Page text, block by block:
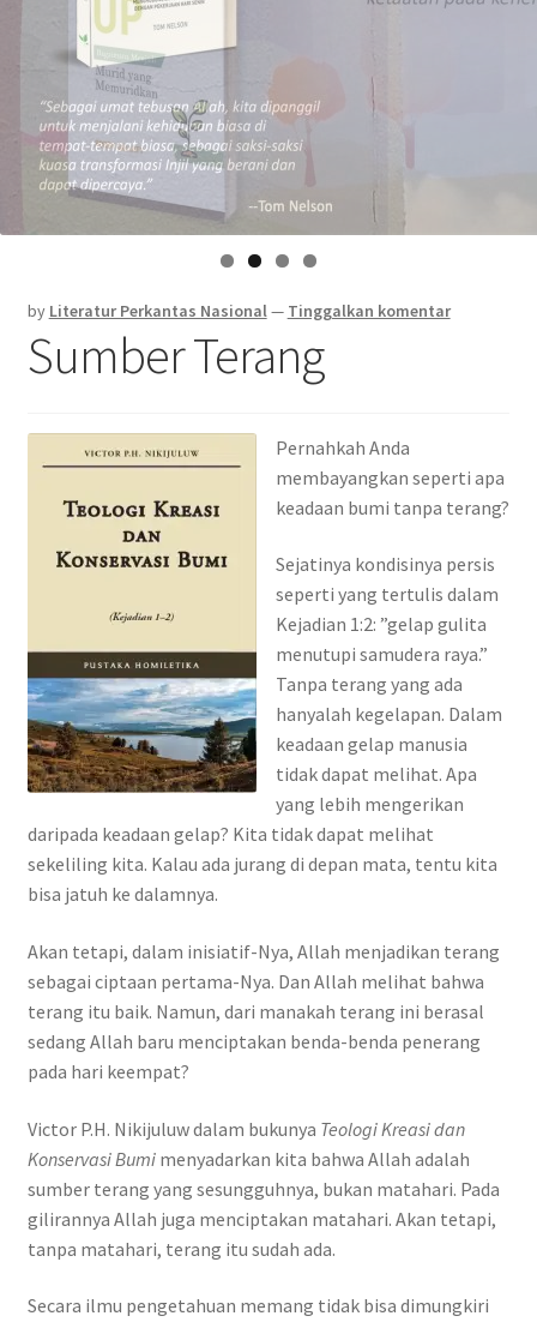
by Literatur Perkantas Nasional— Tinggalkan komentar
Sumber Terang
Pernahkah Anda
membayangkan seperti apa
keadaan bumi tanpa terang?
Sejatinya kondisinya persis
seperti yang tertulis dalam
Kejadian 1:2: ”gelap gulita
menutupi samudera raya.”
Tanpa terang yang ada
hanyalah kegelapan. Dalam
keadaan gelap manusia
tidak dapat melihat. Apa
yang lebih mengerikan
daripada keadaan gelap? Kita tidak dapat melihat
sekeliling kita. Kalau ada jurang di depan mata, tentu kita
bisa jatuh ke dalamnya.
Akan tetapi, dalam inisiatif-Nya, Allah menjadikan terang
sebagai ciptaan pertama-Nya. Dan Allah melihat bahwa
terang itu baik. Namun, dari manakah terang ini berasal
sedang Allah baru menciptakan benda-benda penerang
pada hari keempat?
Victor P.H. Nikijuluw dalam bukunya Teologi Kreasi dan
Konservasi Bumimenyadarkan kita bahwa Allah adalah
sumber terang yang sesungguhnya, bukan matahari. Pada
gilirannya Allah juga menciptakan matahari. Akan tetapi,
tanpa matahari, terang itu sudah ada.
Secara ilmu pengetahuan memang tidak bisa dimungkiri